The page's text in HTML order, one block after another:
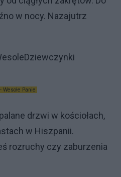
w nocy. Nazajutrz
Wesołe Panie
drzwi w kościołach,
w Hiszpanii.
rozruchy czy zaburzenia